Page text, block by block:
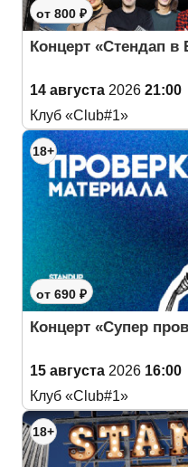
от 800 ₽
Концерт «Стендап
14 августа 2026 21:00
Клуб «Club#1»
18+
от 690 ₽
Концерт «Супер
15 августа 2026 16:00
Клуб «Club#1»
18+